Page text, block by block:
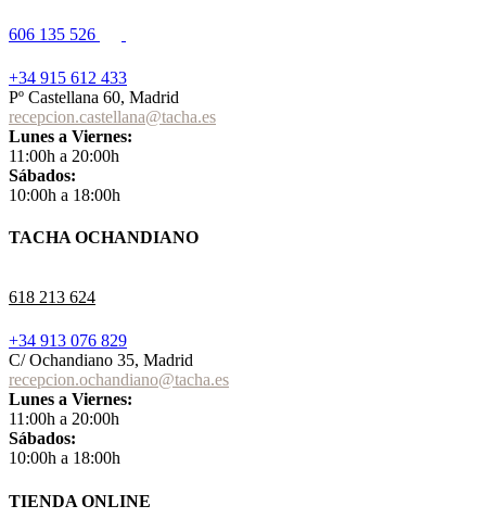
606 135 526
+34 915 612 433
Pº Castellana 60, Madrid
recepcion.castellana@tacha.es
Lunes a Viernes:
11:00h a 20:00h
Sábados:
10:00h a 18:00h
TACHA OCHANDIANO
618 213 624
+34 913 076 829
C/ Ochandiano 35, Madrid
recepcion.ochandiano@tacha.es
Lunes a Viernes:
11:00h a 20:00h
Sábados:
10:00h a 18:00h
TIENDA ONLINE